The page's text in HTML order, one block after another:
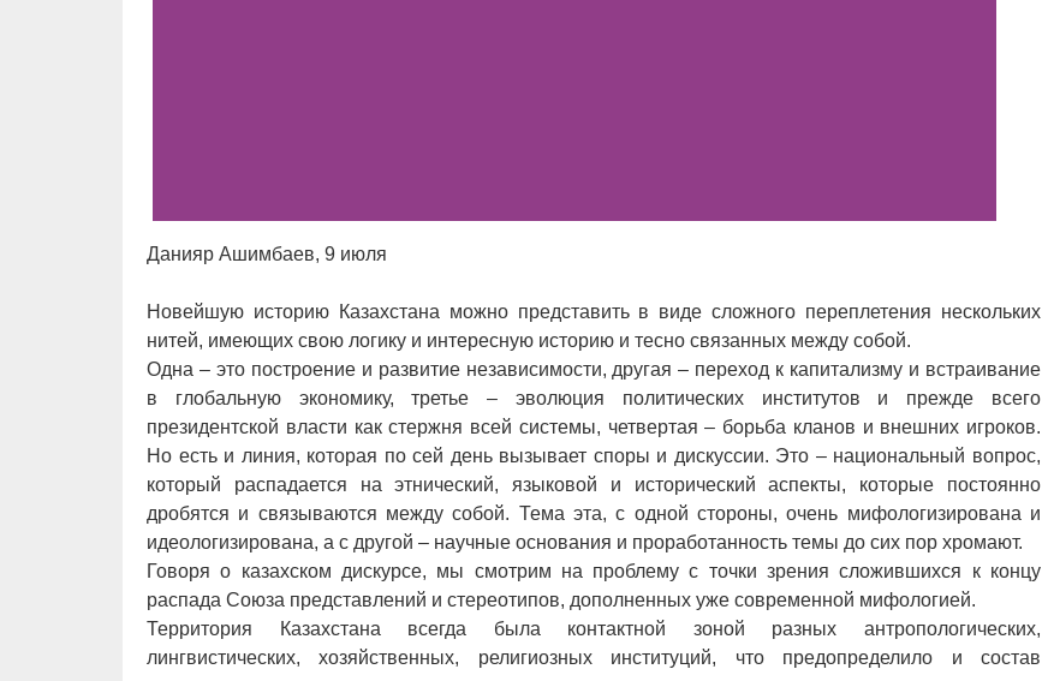
Данияр Ашимбаев, 9 июля
Новейшую историю Казахстана можно представить в виде сложного переплетения нескольких
нитей, имеющих свою логику и интересную историю и тесно связанных между собой.
Одна – это построение и развитие независимости, другая – переход к капитализму и встраивание
в глобальную экономику, третье – эволюция политических институтов и прежде всего
президентской власти как стержня всей системы, четвертая – борьба кланов и внешних игроков.
Но есть и линия, которая по сей день вызывает споры и дискуссии. Это – национальный вопрос,
который распадается на этнический, языковой и исторический аспекты, которые постоянно
дробятся и связываются между собой. Тема эта, с одной стороны, очень мифологизирована и
идеологизирована, а с другой – научные основания и проработанность темы до сих пор хромают.
Говоря о казахском дискурсе, мы смотрим на проблему с точки зрения сложившихся к концу
распада Союза представлений и стереотипов, дополненных уже современной мифологией.
Территория Казахстана всегда была контактной зоной разных антропологических,
лингвистических, хозяйственных, религиозных институций, что предопределило и состав